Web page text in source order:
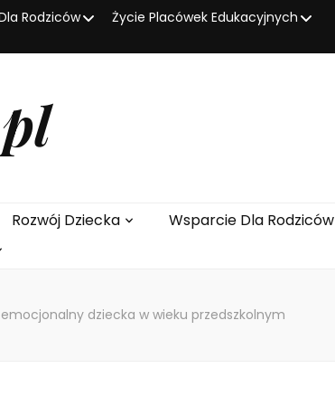
Rodziców Życie Placówek Edukacyjnych
Rozwój Dziecka
Wsparcie Dla Rodziców
dziecka w wieku przedszkolnym